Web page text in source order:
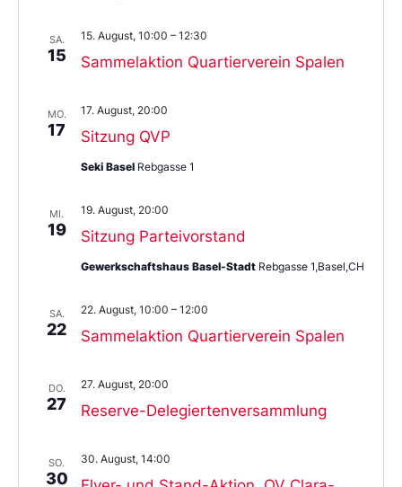
SA.
15 Sammelaktion Quartierverein Spalen
15. August, 10:00 – 12:30
MO.
17 Sitzung QVP
17. August, 20:00
Seki Basel Rebgasse 1
MI.
19 Sitzung Parteivorstand
19. August, 20:00
Gewerkschaftshaus Basel-Stadt Rebgasse 1,Basel,CH
SA.
22 Sammelaktion Quartierverein Spalen
22. August, 10:00 – 12:00
DO.
27 Reserve-Delegiertenversammlung
27. August, 20:00
SO.
30
30. August, 14:00